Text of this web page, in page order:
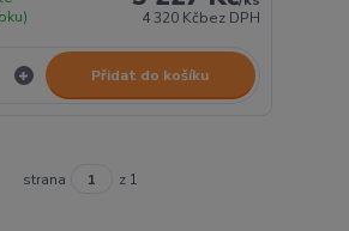
4 320 Kčbez DPH
Přidat do košíku
strana z 1